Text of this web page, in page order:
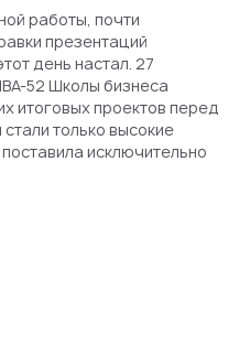
работы, почти
презентаций
день настал. 27
52 Школы бизнеса
итоговых проектов перед
только высокие
исключительно